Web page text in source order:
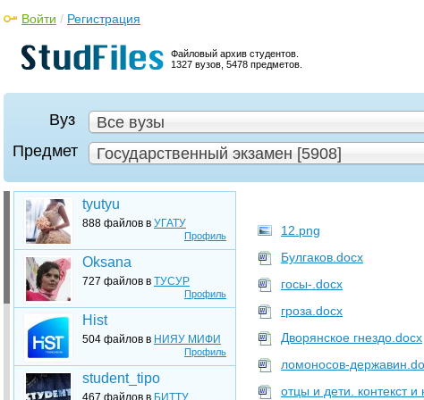
Файловый архив студентов.
1327 вузов, 5478 предметов.
Войти / Регистрация
Вуз
Все вузы
Предмет
Государственный экзамен [5908]
Профиль
tyutyu
888 файлов в УГАТУ
Профиль
Oksana
727 файлов в ТУСУР
Профиль
Hist
504 файлов в НИЯУ МИФИ
student_tipo
467 файлов в БИТТУ
12.png
Булгаков.docx
госы-.docx
гроза.docx
Дворянское гнездо.docx
ломоносов-
отцы и дети. контекст и